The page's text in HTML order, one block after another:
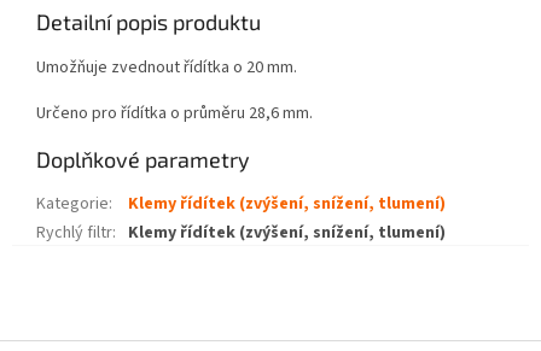
Detailní popis produktu
Umožňuje zvednout řídítka o 20 mm.
Určeno pro řídítka o průměru 28,6 mm.
Doplňkové parametry
Kategorie:
Klemy řídítek (zvýšení, snížení, tlumení)
Rychlý filtr: Klemy řídítek (zvýšení, snížení, tlumení)